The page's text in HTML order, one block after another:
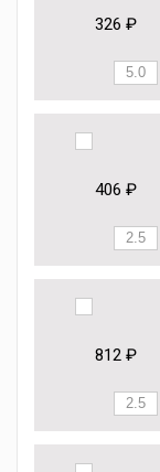
326 ₽
406 ₽
812 ₽